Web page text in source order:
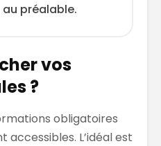
préalable.
vos
?
obligatoires
L’idéal est